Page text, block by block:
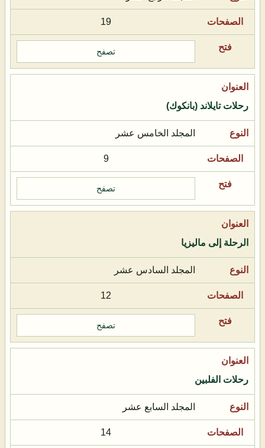
19
تصفح
رحلات تايلاند (بانكوك)
المجلد الخامس عشر
9
تصفح
الرحلة إلى ماليزيا
المجلد السادس عشر
12
تصفح
رحلات الفلبين
المجلد السابع عشر
14